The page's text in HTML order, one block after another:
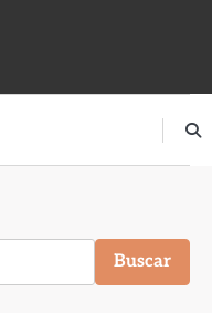
Buscar